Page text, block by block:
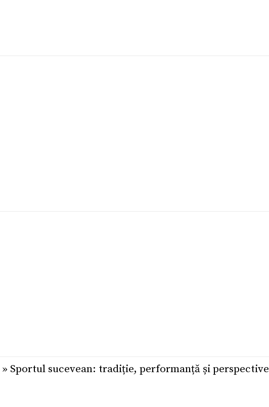
» Sportul sucevean: tradiție, performanță și perspective